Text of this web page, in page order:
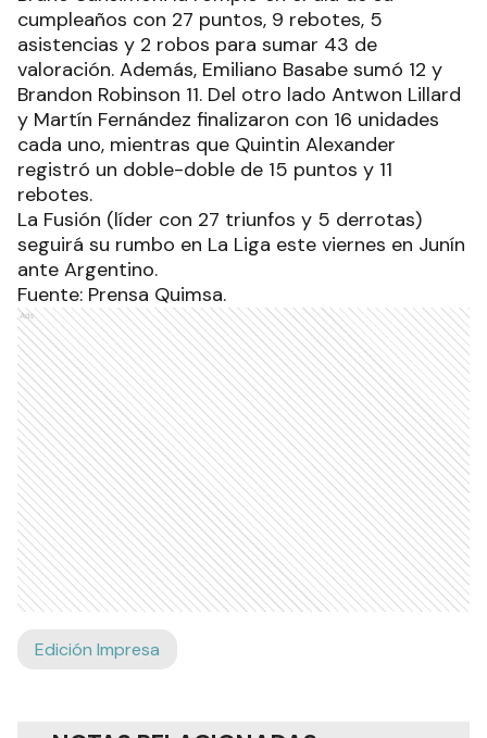
cumpleaños con 27 puntos, 9 rebotes, 5
asistencias y 2 robos para sumar 43 de
valoración. Además, Emiliano Basabe sumó 12 y
Brandon Robinson 11. Del otro lado Antwon Lillard
y Martín Fernández finalizaron con 16 unidades
cada uno, mientras que Quintin Alexander
registró un doble-doble de 15 puntos y 11
rebotes.
La Fusión (líder con 27 triunfos y 5 derrotas)
seguirá su rumbo en La Liga este viernes en Junín
ante Argentino.
Fuente: Prensa Quimsa.
Ads
Edición Impresa